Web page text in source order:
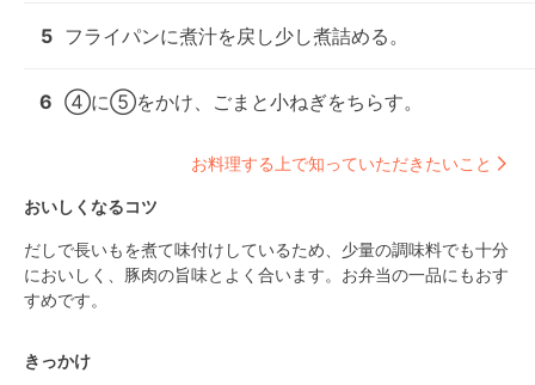
5 フライパンに煮汁を戻し少し煮詰める。
6 ④に⑤をかけ、ごまと小ねぎをちらす。
お料理する上で知っていただきたいこと
おいしくなるコツ
だしで長いもを煮て味付けしているため、少量の調味料でも十分
においしく、豚肉の旨味とよく合います。お弁当の一品にもおす
すめです。
きっかけ